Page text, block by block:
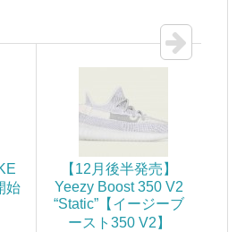
始
【12月後半発売】
Yeezy Boost 350 V2
“Static”【イージーブ
ースト350 V2】